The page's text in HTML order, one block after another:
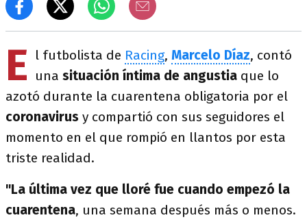
E l futbolista de Racing, Marcelo Díaz, contó
una situación íntima de angustia que lo
azotó durante la cuarentena obligatoria por el
coronavirus y compartió con sus seguidores el
momento en el que rompió en llantos por esta
triste realidad.
"La última vez que lloré fue cuando empezó la
cuarentena, una semana después más o menos.